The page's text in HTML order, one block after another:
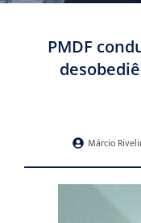
PMDF
Márcio